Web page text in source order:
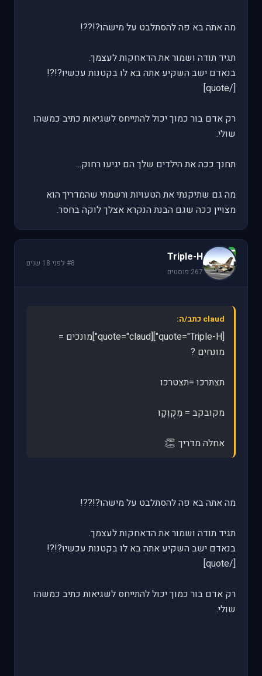
מה אתה בא פה להסתלבט על מישהו?!??!
תגיד תודה ושמור את הדאחקות לעצמך.
בנאדם ישב השקיע אתה בא לו בקטנות עכשיו?!?!
[/quote]
רק אדם בור כמוך יכול להתייחס לשגיאות כתיב כמשהו
שולי.
תחנך ככה את הילדים שלך הם יגיעו רחוק...
מה גם שתיקנתי את הטעויות ורשמתי שהמדריך הוא
מצויין ככה שגם הבנת הנקרא אצלך לוקה בחסר.
T
Triple-H
267 פוסטים
#8
·לפני 18 שנים
claud כתב/ה:
[quote="Triple-H"][quote="claud"]מונכים =
מונחים ?
תצתרכו =תצטרכו
מקובקב = מְקֻוְקָו
אחלה מדריך 👏
מה אתה בא פה להסתלבט על מישהו?!??!
תגיד תודה ושמור את הדאחקות לעצמך.
בנאדם ישב השקיע אתה בא לו בקטנות עכשיו?!?!
[/quote]
רק אדם בור כמוך יכול להתייחס לשגיאות כתיב כמשהו
שולי.